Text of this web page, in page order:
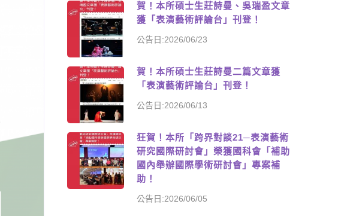
賀！本所碩士生莊詩曼、吳瑞盈文章
獲「表演藝術評論台」刊登！
公告日:2026/06/23
賀！本所碩士生莊詩曼二篇文章獲
「表演藝術評論台」刊登！
公告日:2026/06/13
狂賀！本所「跨界對談21─表演藝術
研究國際研討會」榮獲國科會「補助
國內舉辦國際學術研討會」專案補
助！
公告日:2026/06/05